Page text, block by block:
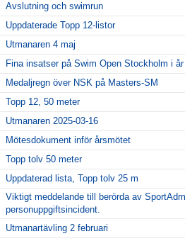
Avslutning och swimrun
Uppdaterade Topp 12-listor
Utmanaren 4 maj
Fina insatser på Swim Open Stockholm i år
Medaljregn över NSK på Masters-SM
Topp 12, 50 meter
Utmanaren 2025-03-16
Mötesdokument inför årsmötet
Topp tolv 50 meter
Uppdaterad lista, Topp tolv 25 m
Viktigt meddelande till berörda av
personuppgiftsincident.
Utmanartävling 2 februari